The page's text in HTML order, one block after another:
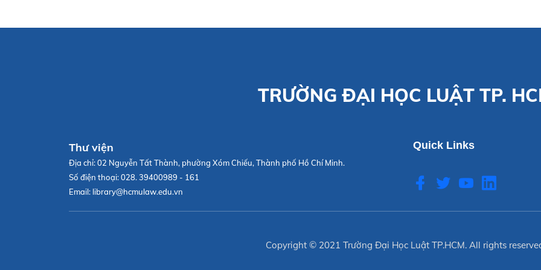
TRƯỜNG ĐẠI HỌC LUẬT TP.
Thư viện
Địa chỉ:02 Nguyễn Tất Thành, phường Xóm Chiếu, Thành phố Hồ Chí Minh.
Số điện thoại:028. 39400989 - 161
Email: library@hcmulaw.edu.vn
Quick Links
Copyright © 2021 Trường Đại Học Luật TP.HCM. All rights